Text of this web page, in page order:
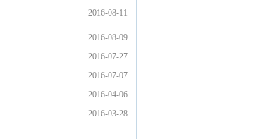
2016-08-11
2016-08-09
2016-07-27
2016-07-07
2016-04-06
2016-03-28